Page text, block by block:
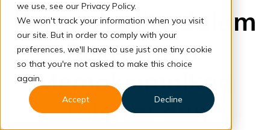
we use, see our Privacy Policy.
We won't track your information when you visit
our site. But in order to comply with your
preferences, we'll have to use just one tiny cookie
so that you're not asked to make this choice
again.
Accept
Decline
Resources Toggle
children
Resources
Konsultasi
Peran Agility dalam
Rekrutmen:
Memaksimalkan
Talenta dan